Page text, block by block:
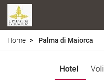
Home Palma di Maiorca
Hotel Voli